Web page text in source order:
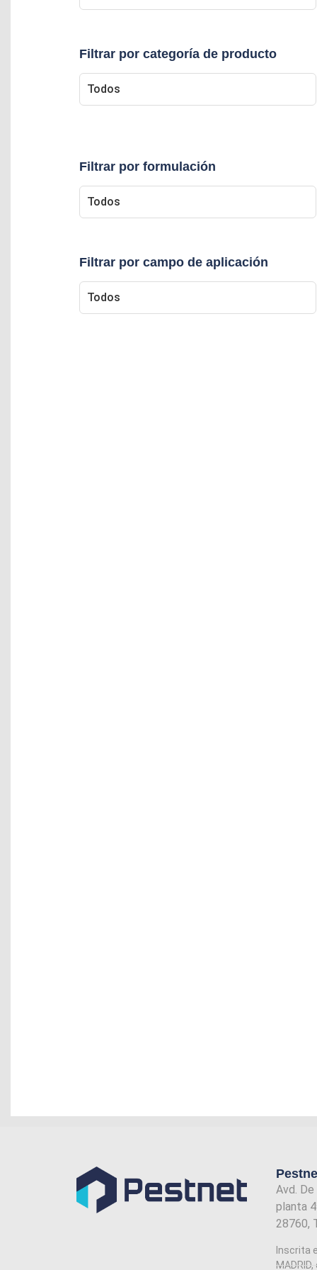
Filtrar por categoría de producto
Filtrar por formulación
Filtrar por campo de aplicación
Avd.
planta
28760,
Inscrita